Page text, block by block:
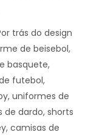
trás do design
de beisebol,
basquete,
futebol,
uniformes de
dardo, shorts
camisas de